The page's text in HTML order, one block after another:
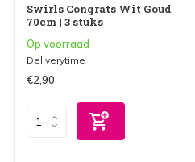
Swirls Congrats Wit Goud
70cm | 3 stuks
Op voorraad
Deliverytime
€2,90